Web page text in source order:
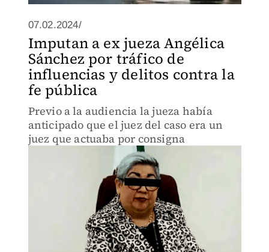
07.02.2024/
Imputan a ex jueza Angélica
Sánchez por tráfico de
influencias y delitos contra la
fe pública
Previo a la audiencia la jueza había
anticipado que el juez del caso era un
juez que actuaba por consigna